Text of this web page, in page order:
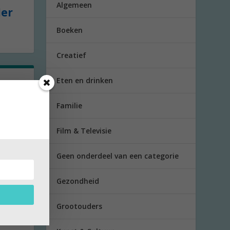
Algemeen
Boeken
Creatief
Eten en drinken
Familie
Film & Televisie
Geen onderdeel van een categorie
Gezondheid
Grootouders